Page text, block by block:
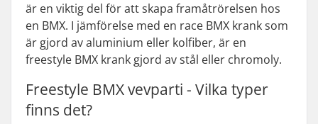
är en viktig del för att skapa framåtrörelsen hos
en BMX. I jämförelse med en race BMX krank som
är gjord av aluminium eller kolfiber, är en
freestyle BMX krank gjord av stål eller chromoly.
Freestyle BMX vevparti - Vilka typer
finns det?